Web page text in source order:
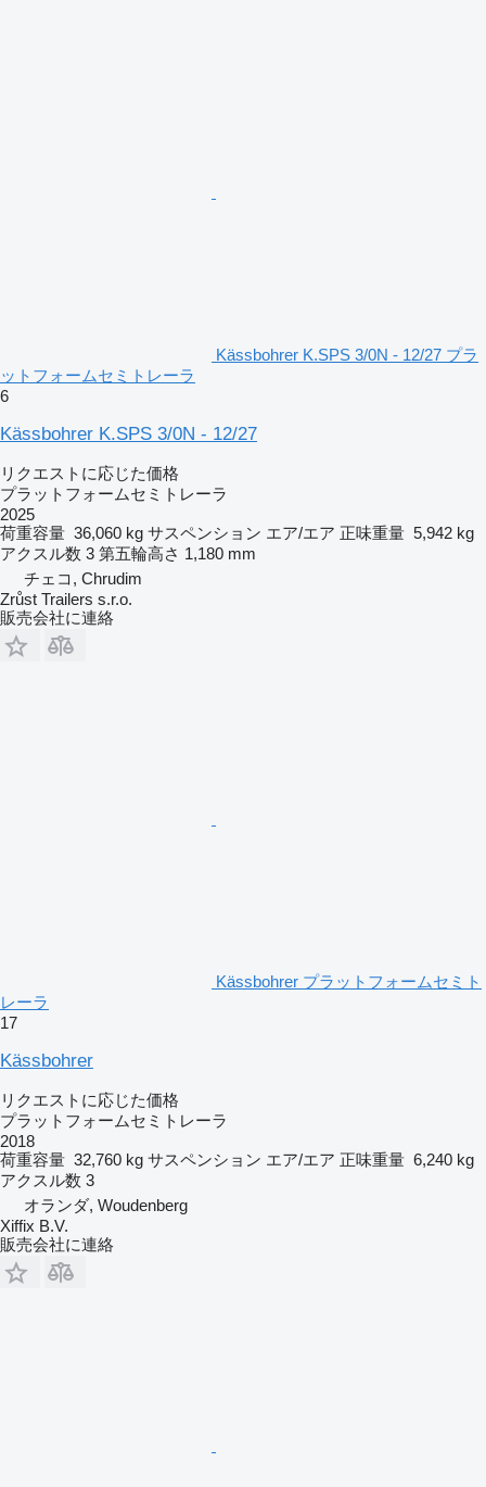
Kässbohrer K.SPS 3/0N - 12/27 プラ
ットフォームセミトレーラ
6
Kässbohrer K.SPS 3/0N - 12/27
リクエストに応じた価格
プラットフォームセミトレーラ
2025
荷重容量 36,060 kg サスペンション エア/エア 正味重量 5,942 kg
アクスル数 3 第五輪高さ 1,180 mm
チェコ, Chrudim
Zrůst Trailers s.r.o.
販売会社に連絡
Kässbohrer プラットフォームセミト
レーラ
17
Kässbohrer
リクエストに応じた価格
プラットフォームセミトレーラ
2018
荷重容量 32,760 kg サスペンション エア/エア 正味重量 6,240 kg
アクスル数 3
オランダ, Woudenberg
Xiffix B.V.
販売会社に連絡